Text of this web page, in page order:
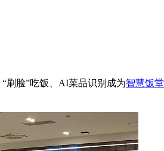
刷脸”吃饭、AI菜品识别成为智慧饭堂